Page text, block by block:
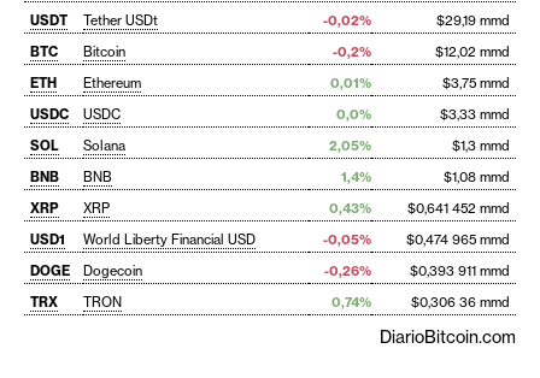
USDT Tether USDt -0,02%
$29,19 mmd
BTC
Bitcoin -0,2%
$12,02 mmd
ETH
Ethereum 0,01%
$3,75 mmd
USDC
USDC 0,0%
$3,33 mmd
SOL
Solana 2,05%
$1,3 mmd
BNB
BNB 1,4%
$1,08 mmd
XRP
XRP 0,43%
$0,641 452 mmd
USD1
World Liberty Financial USD -0,05%
$0,474 965 mmd
DOGE
Dogecoin -0,26%
$0,393 911 mmd
TRX
TRON 0,74% $0,306 36 mmd
DiarioBitcoin.com